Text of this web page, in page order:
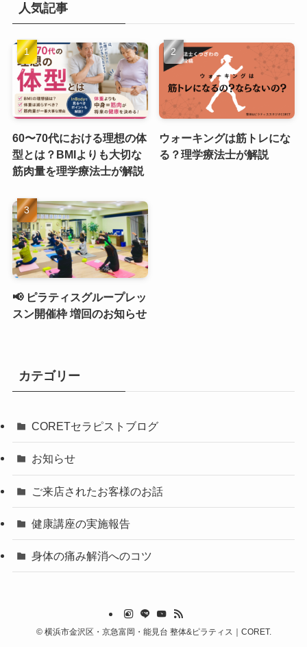
人気記事
60〜70代における理想の体
型とは？BMIよりも大切な
筋肉量を理学療法士が解説
ウォーキングは筋トレにな
る？理学療法士が解説
📢 ピラティスグループレッ
スン開催枠 増回のお知らせ
カテゴリー
CORETセラピストブログ
お知らせ
ご来店されたお客様のお話
健康講座の実施報告
身体の痛み解消へのコツ
©横浜市金沢区・京急富岡・能見台 整体&ピラティス｜CORET.